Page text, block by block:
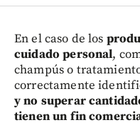
En el caso de los
cuidado personal,
champús o
correctamente
y no superar
tienen un fin